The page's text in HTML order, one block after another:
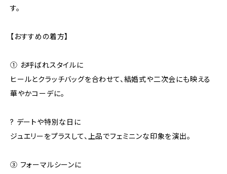
す。
【おすすめの着方】
① お呼ばれスタイルに
ヒールとクラッチバッグを合わせて、結婚式や二次会にも映える
華やかコーデに。
? デートや特別な日に
ジュエリーをプラスして、上品でフェミニンな印象を演出。
③ フォーマルシーンに